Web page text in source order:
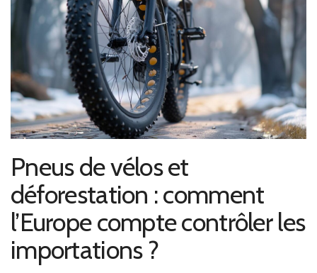
Pneus de vélos et
déforestation : comment
l’Europe compte contrôler les
importations ?